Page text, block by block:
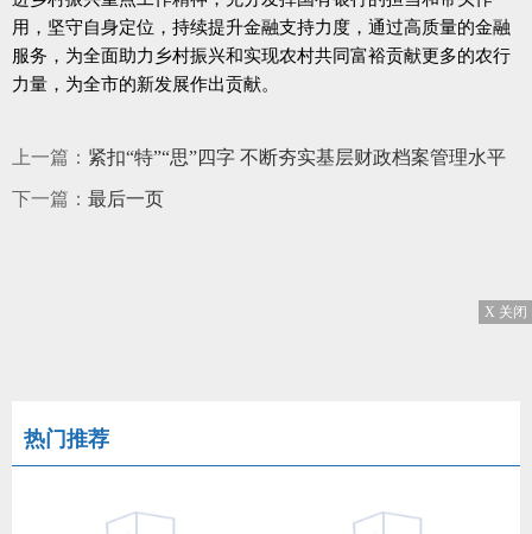
用，坚守自身定位，持续提升金融支持力度，通过高质量的金融
服务，为全面助力乡村振兴和实现农村共同富裕贡献更多的农行
力量，为全市的新发展作出贡献。
上一篇： 紧扣“特”“思”四字 不断夯实基层财政档案管理水平
下一篇： 最后一页
X 关闭
热门推荐